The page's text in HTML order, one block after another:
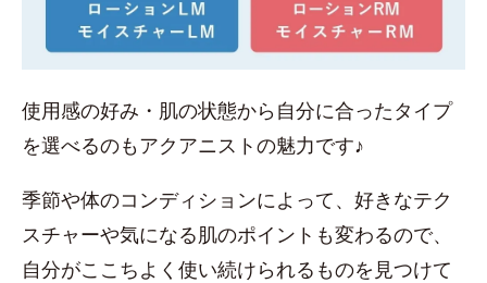
使用感の好み・肌の状態から自分に合ったタイプ
を選べるのもアクアニストの魅力です♪
季節や体のコンディションによって、好きなテク
スチャーや気になる肌のポイントも変わるので、
自分がここちよく使い続けられるものを見つけて